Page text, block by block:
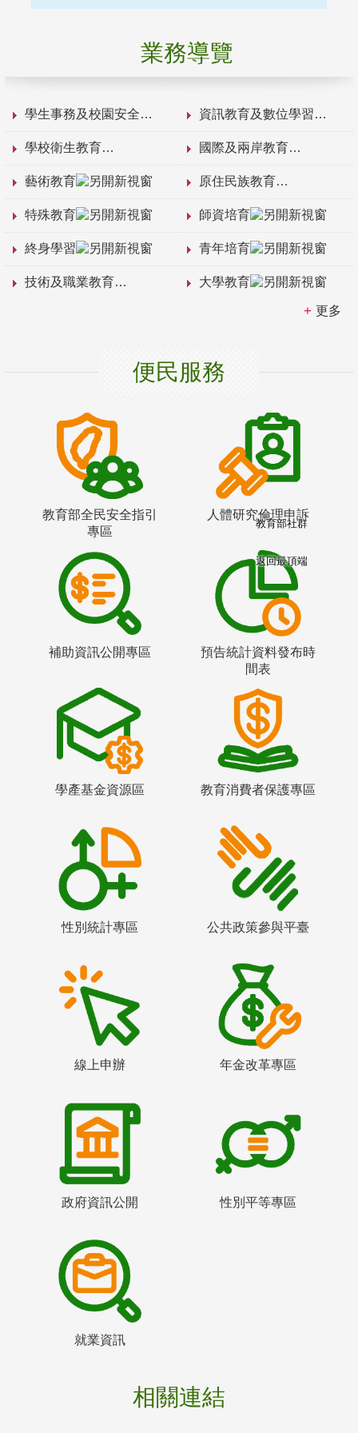
業務導覽
學生事務及校園安全 資訊教育及數位學習
學校衛生教育 國際及兩岸教育
藝術教育 原住民族教育
特殊教育 師資培育
終身學習 青年培育
技術及職業教育 大學教育
更多
便民服務
教育部全民安全指引
專區
人體研究倫理申訴
補助資訊公開專區
預告統計資料發布時
間表
學產基金資源區 教育消費者保護專區
性別統計專區 公共政策參與平臺
線上申辦 年金改革專區
政府資訊公開 性別平等專區
就業資訊
相關連結
教育部社群
返回最頂端